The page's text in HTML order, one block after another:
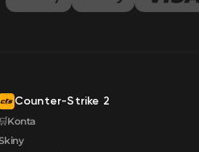
Counter-Strike 2
🛒Konta